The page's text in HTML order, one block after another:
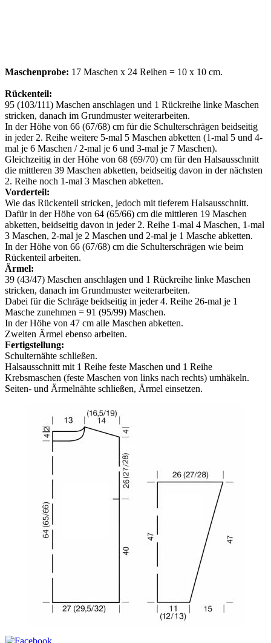
Maschenprobe: 17 Maschen x 24 Reihen = 10 x 10 cm.
Rückenteil:
95 (103/111) Maschen anschlagen und 1 Rückreihe linke Maschen
stricken, danach im Grundmuster weiterarbeiten.
In der Höhe von 66 (67/68) cm für die Schulterschrägen beidseitig
in jeder 2. Reihe weitere 5-mal 5 Maschen abketten (1-mal 5 und 4-
mal je 6 Maschen / 2-mal je 6 und 3-mal je 7 Maschen).
Gleichzeitig in der Höhe von 68 (69/70) cm für den Halsausschnitt
die mittleren 39 Maschen abketten, beidseitig davon in der nächsten
2. Reihe noch 1-mal 3 Maschen abketten.
Vorderteil:
Wie das Rückenteil stricken, jedoch mit tieferem Halsausschnitt.
Dafür in der Höhe von 64 (65/66) cm die mittleren 19 Maschen
abketten, beidseitig davon in jeder 2. Reihe 1-mal 4 Maschen, 1-mal
3 Maschen, 2-mal je 2 Maschen und 2-mal je 1 Masche abketten.
In der Höhe von 66 (67/68) cm die Schulterschrägen wie beim
Rückenteil arbeiten.
Ärmel:
39 (43/47) Maschen anschlagen und 1 Rückreihe linke Maschen
stricken, danach im Grundmuster weiterarbeiten.
Dabei für die Schräge beidseitig in jeder 4. Reihe 26-mal je 1
Masche zunehmen = 91 (95/99) Maschen.
In der Höhe von 47 cm alle Maschen abketten.
Zweiten Ärmel ebenso arbeiten.
Fertigstellung:
Schulternähte schließen.
Halsausschnitt mit 1 Reihe feste Maschen und 1 Reihe
Krebsmaschen (feste Maschen von links nach rechts) umhäkeln.
Seiten- und Ärmelnähte schließen, Ärmel einsetzen.